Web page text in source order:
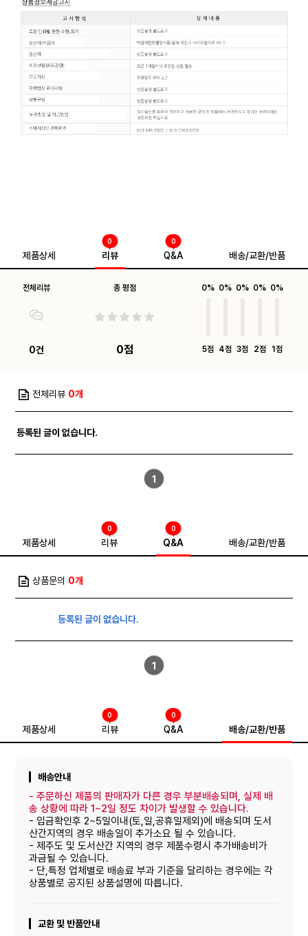
제품상세 리뷰
0
Q&A
0
배송/교환/반품
전체리뷰
0건
총 평점
0점
0%
5점
0%
4점
0%
3점
0%
2점
0%
1점
전체리뷰 0개
등록된 글이 없습니다.
1
제품상세 리뷰
0
Q&A
0
배송/교환/반품
상품문의 0개
등록된 글이 없습니다.
1
제품상세 리뷰
0
Q&A
0
배송/교환/반품
배송안내
-주문하신 제품의 판매자가 다른 경우 부분배송되며, 실제 배
송 상황에 따라 1~2일 정도 차이가 발생할 수 있습니다.
- 입금확인후 2~5일이내(토,일,공휴일제외)에 배송되며 도서
산간지역의 경우 배송일이 추가소요 될 수 있습니다.
- 제주도 및 도서산간 지역의 경우 제품수령시 추가배송비가
과금될 수 있습니다.
- 단,특정 업체별로 배송료 부과 기준을 달리하는 경우에는 각
상품별로 공지된 상품설명에 따릅니다.
교환 및 반품안내